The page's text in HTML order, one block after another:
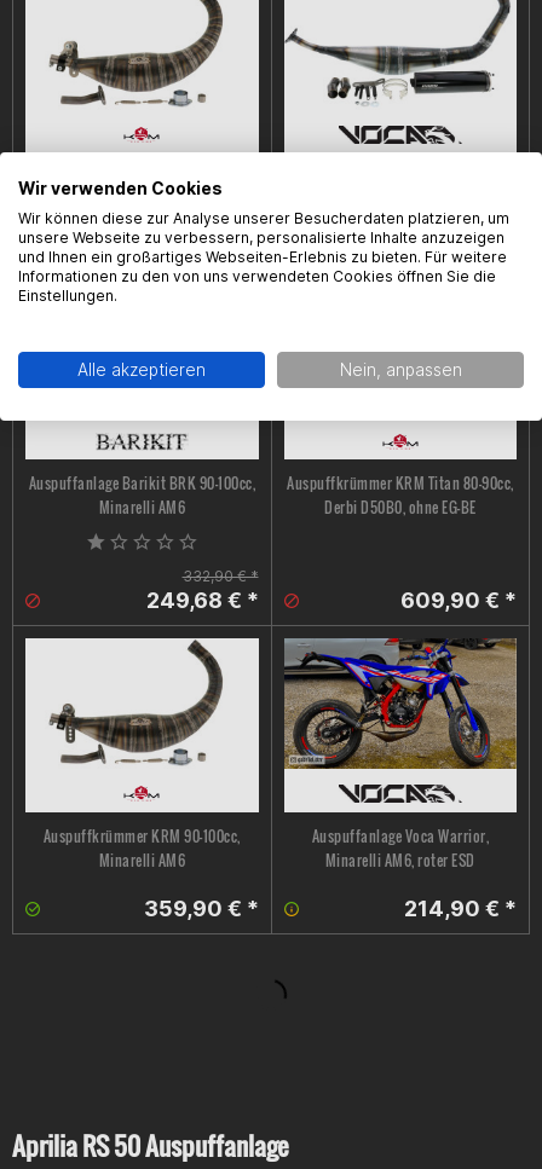
Auspuffkrümmer KRM 90 -100cc,
Derbi EBE/EBS/D50B0
349,90 € * 214,90 € *
Auspuffanlage Barikit BRK 90-100cc,
Minarelli AM6
332,90 € *
249,68 € *
Auspuffkrümmer KRM Titan 80-90cc,
Derbi D50B0, ohne EG-BE
609,90 € *
Auspuffkrümmer KRM 90-100cc,
Minarelli AM6
359,90 € *
Auspuffanlage Voca Warrior,
Minarelli AM6, roter ESD
214,90 € *
Aprilia RS 50 Auspuffanlage
Wir verwenden Cookies
Wir können diese zur Analyse unserer Besucherdaten platzieren, um
unsere Webseite zu verbessern, personalisierte Inhalte anzuzeigen
und Ihnen ein großartiges Webseiten-Erlebnis zu bieten. Für weitere
Informationen zu den von uns verwendeten Cookies öffnen Sie die
Einstellungen.
Alle akzeptieren Nein, anpassen